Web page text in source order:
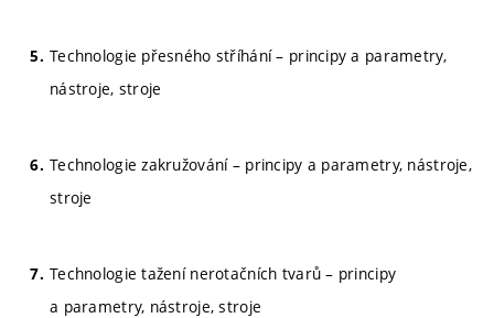
Technologie přesného stříhání – principy a parametry,
nástroje, stroje
Technologie zakružování – principy a parametry, nástroje,
stroje
Technologie tažení nerotačních tvarů – principy
a parametry, nástroje, stroje